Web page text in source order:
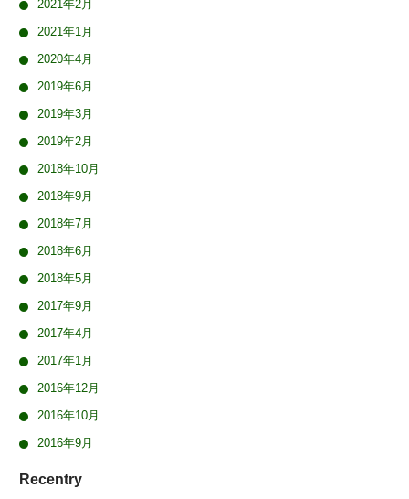
2021年2月
2021年1月
2020年4月
2019年6月
2019年3月
2019年2月
2018年10月
2018年9月
2018年7月
2018年6月
2018年5月
2017年9月
2017年4月
2017年1月
2016年12月
2016年10月
2016年9月
Recentry